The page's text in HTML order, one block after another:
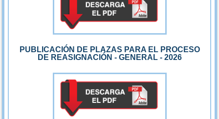
PUBLICACIÓN DE PLAZAS PARA EL PROCESO
DE REASIGNACIÓN - GENERAL - 2026